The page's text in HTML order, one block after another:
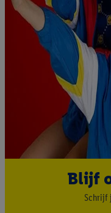
Blijf
Schrijf